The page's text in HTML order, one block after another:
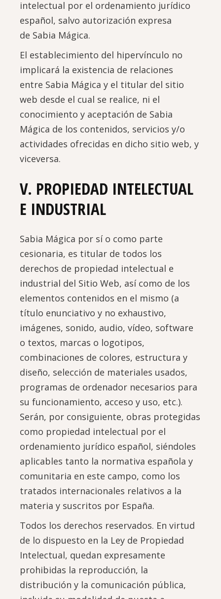
intelectual por el ordenamiento jurídico
español, salvo autorización expresa
de Sabia Mágica.
El establecimiento del hipervínculo no
implicará la existencia de relaciones
entre Sabia Mágica y el titular del sitio
web desde el cual se realice, ni el
conocimiento y aceptación de Sabia
Mágica de los contenidos, servicios y/o
actividades ofrecidas en dicho sitio web, y
viceversa.
V. PROPIEDAD INTELECTUAL
E INDUSTRIAL
Sabia Mágica por sí o como parte
cesionaria, es titular de todos los
derechos de propiedad intelectual e
industrial del Sitio Web, así como de los
elementos contenidos en el mismo (a
título enunciativo y no exhaustivo,
imágenes, sonido, audio, vídeo, software
o textos, marcas o logotipos,
combinaciones de colores, estructura y
diseño, selección de materiales usados,
programas de ordenador necesarios para
su funcionamiento, acceso y uso, etc.).
Serán, por consiguiente, obras protegidas
como propiedad intelectual por el
ordenamiento jurídico español, siéndoles
aplicables tanto la normativa española y
comunitaria en este campo, como los
tratados internacionales relativos a la
materia y suscritos por España.
Todos los derechos reservados. En virtud
de lo dispuesto en la Ley de Propiedad
Intelectual, quedan expresamente
prohibidas la reproducción, la
distribución y la comunicación pública,